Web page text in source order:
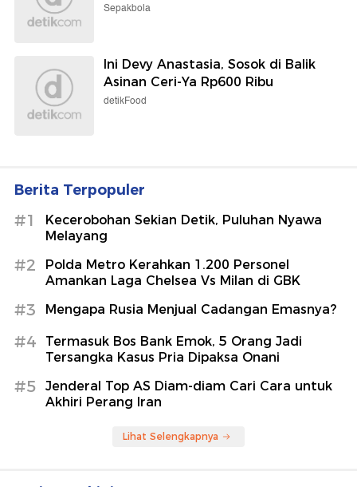
Sepakbola
Ini Devy Anastasia, Sosok di Balik
Asinan Ceri-Ya Rp600 Ribu
detikFood
Berita Terpopuler
#1
Kecerobohan Sekian Detik, Puluhan Nyawa
Melayang
#2
Polda Metro Kerahkan 1.200 Personel
Amankan Laga Chelsea Vs Milan di GBK
#3 Mengapa Rusia Menjual Cadangan Emasnya?
#4
Termasuk Bos Bank Emok, 5 Orang Jadi
Tersangka Kasus Pria Dipaksa Onani
#5
Jenderal Top AS Diam-diam Cari Cara untuk
Akhiri Perang Iran
Lihat Selengkapnya